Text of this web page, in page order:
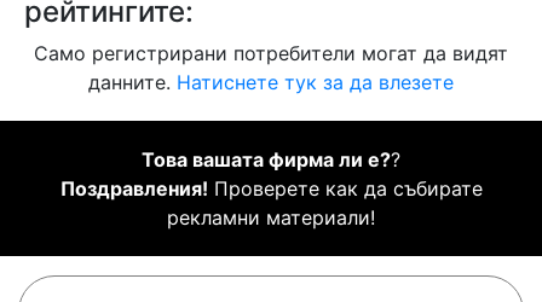
рейтингите:
Само регистрирани потребители могат да видят
данните. Натиснете тук за да влезете
Това вашата фирма ли е??
Поздравления! Проверете как да събирате
рекламни материали!